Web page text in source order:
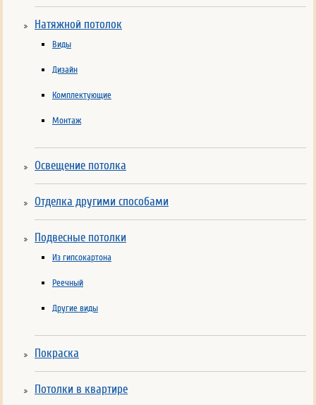
Натяжной потолок
Виды
Дизайн
Комплектующие
Монтаж
Освещение потолка
Отделка другими способами
Подвесные потолки
Из гипсокартона
Реечный
Другие виды
Покраска
Потолки в квартире